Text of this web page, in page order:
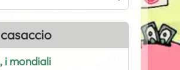
i mondiali